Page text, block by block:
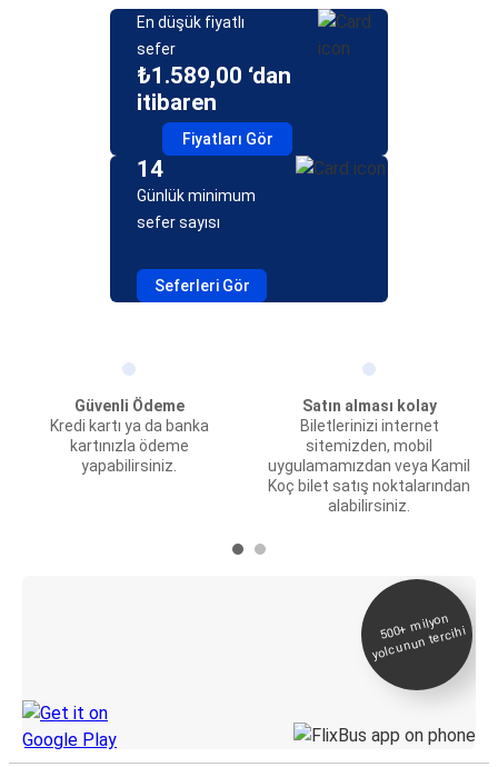
En düşük fiyatlı
sefer
₺1.589,00 ‘dan
itibaren
Fiyatları Gör
14
Günlük minimum
sefer sayısı
Seferleri Gör
Güvenli Ödeme
Kredi kartı ya da banka
kartınızla ödeme
yapabilirsiniz.
Satın alması kolay
Biletlerinizi internet
sitemizden, mobil
uygulamamızdan veya Kamil
Koç bilet satış noktalarından
alabilirsiniz.
500+
milyon
yolcunun tercihi